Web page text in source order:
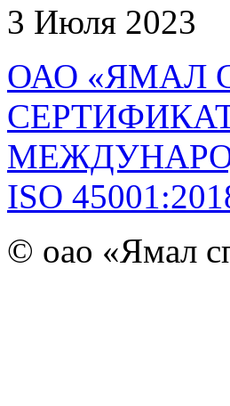
3 Июля 2023
ОАО «ЯМАЛ
ISO
© оао «Ямал